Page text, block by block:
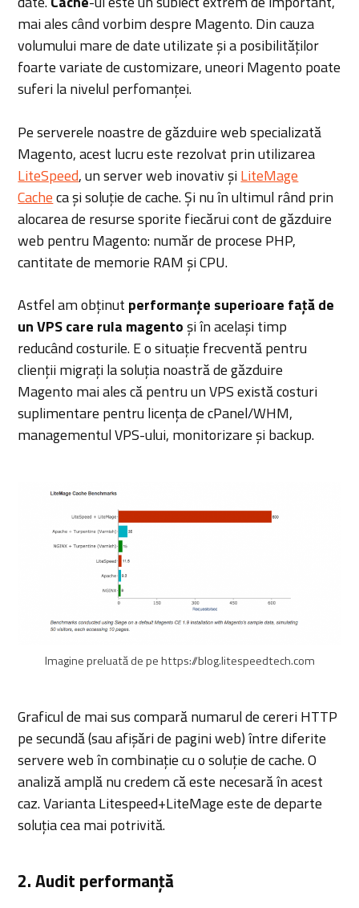
mai ales când vorbim despre Magento. Din cauza
volumului mare de date utilizate și a posibilităților
foarte variate de customizare, uneori Magento poate
suferi la nivelul perfomanței.
Pe serverele noastre de găzduire web specializată
Magento, acest lucru este rezolvat prin utilizarea
LiteSpeed, un server web inovativ și LiteMage
Cacheca și soluție de cache. Și nu în ultimul rând prin
alocarea de resurse sporite fiecărui cont de găzduire
web pentru Magento: număr de procese PHP,
cantitate de memorie RAM și CPU.
Astfel am obținut performanțe superioare față de
un VPS care rula magentoși în același timp
reducând costurile. E o situație frecventă pentru
clienții migrați la soluția noastră de găzduire
Magento mai ales că pentru un VPS există costuri
suplimentare pentru licența de cPanel/WHM,
managementul VPS-ului, monitorizare și backup.
Imagine preluată de pe https://blog.litespeedtech.com
Graficul de mai sus compară numarul de cereri HTTP
pe secundă (sau afișări de pagini web) între diferite
servere web în combinație cu o soluție de cache. O
analiză amplă nu credem că este necesară în acest
caz. Varianta Litespeed+LiteMage este de departe
soluția cea mai potrivită.
2. Audit performanță